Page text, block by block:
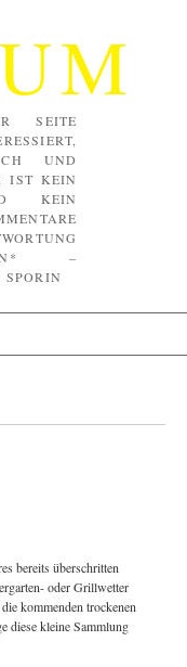
SEITE
UND U
KEIN T
P
K
G
– H
bereits überschritten
oder Grillwetter
kommenden trockenen
diese kleine Sammlung